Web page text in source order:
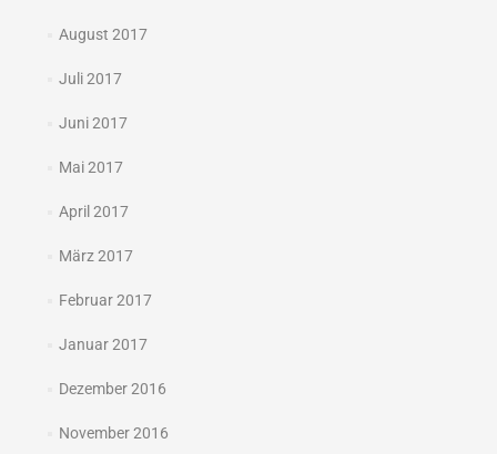
August 2017
Juli 2017
Juni 2017
Mai 2017
April 2017
März 2017
Februar 2017
Januar 2017
Dezember 2016
November 2016